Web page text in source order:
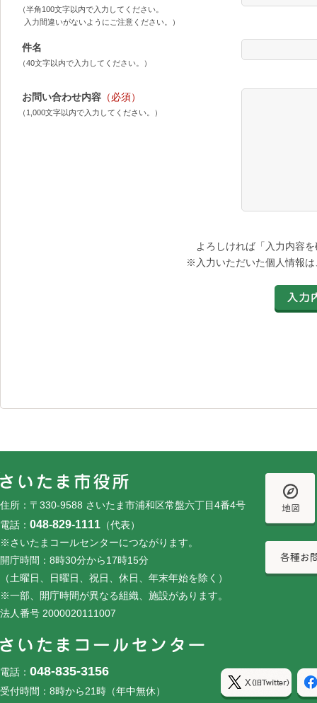
（半角100文字以内で入力してください。
入力間違いがないようにご注意ください。）
件名
（40文字以内で入力してください。）
お問い合わせ内容 （必須）
（1,000文字以内で入力してください。）
よろしければ「入力内容
※入力いただいた個人情報
住所：〒330-9588 さいたま市浦和区常盤六丁目4番4号
電話： 048-829-1111 （代表）
※さいたまコールセンターにつながります。
開庁時間：8時30分から17時15分
（土曜日、日曜日、祝日、休日、年末年始を除く）
※一部、開庁時間が異なる組織、施設があります。
法人番号 2000020111007
電話： 048-835-3156
受付時間：8時から21時（年中無休）